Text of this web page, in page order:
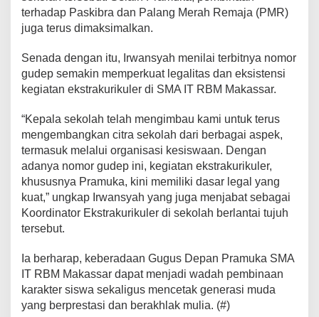
terhadap Paskibra dan Palang Merah Remaja (PMR)
juga terus dimaksimalkan.
Senada dengan itu, Irwansyah menilai terbitnya nomor
gudep semakin memperkuat legalitas dan eksistensi
kegiatan ekstrakurikuler di SMA IT RBM Makassar.
“Kepala sekolah telah mengimbau kami untuk terus
mengembangkan citra sekolah dari berbagai aspek,
termasuk melalui organisasi kesiswaan. Dengan
adanya nomor gudep ini, kegiatan ekstrakurikuler,
khususnya Pramuka, kini memiliki dasar legal yang
kuat,” ungkap Irwansyah yang juga menjabat sebagai
Koordinator Ekstrakurikuler di sekolah berlantai tujuh
tersebut.
Ia berharap, keberadaan Gugus Depan Pramuka SMA
IT RBM Makassar dapat menjadi wadah pembinaan
karakter siswa sekaligus mencetak generasi muda
yang berprestasi dan berakhlak mulia. (#)